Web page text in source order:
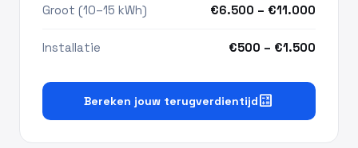
Groot (10–15 kWh) €6.500 – €11.000
Installatie €500 – €1.500
Bereken jouw terugverdientijdcalculate